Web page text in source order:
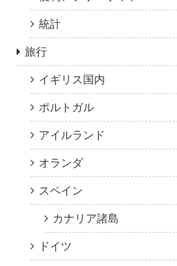
統計
旅行
イギリス国内
ポルトガル
アイルランド
オランダ
スペイン
カナリア諸島
ドイツ